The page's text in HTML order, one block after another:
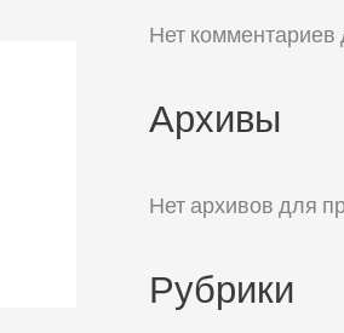
Нет комментариев
Архивы
Нет архивов для
Рубрики